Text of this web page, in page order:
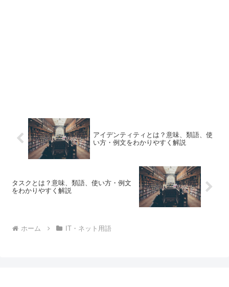
アイデンティティとは？意味、類語、使
い方・例文をわかりやすく解説
タスクとは？意味、類語、使い方・例文
をわかりやすく解説
ホーム IT・ネット用語